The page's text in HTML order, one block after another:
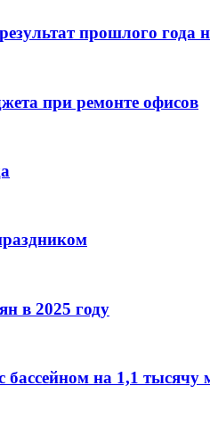
прошлого года
при ремонте офисов
в 2025 году
на 1,1 тысячу